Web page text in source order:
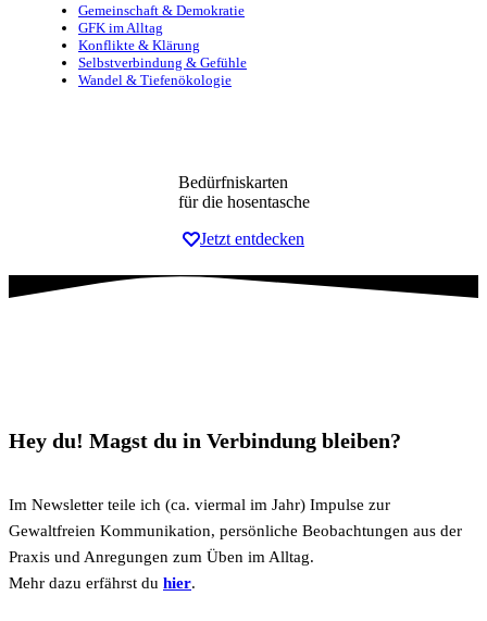
Gemeinschaft & Demokratie
GFK im Alltag
Konflikte & Klärung
Selbstverbindung & Gefühle
Wandel & Tiefenökologie
Bedürfniskarten
für die hosentasche
Jetzt entdecken
Hey du! Magst du in Verbindung bleiben?
Im Newsletter teile ich (ca. viermal im Jahr) Impulse zur
Gewaltfreien Kommunikation, persönliche Beobachtungen aus der
Praxis und Anregungen zum Üben im Alltag.
Mehr dazu erfährst du hier.